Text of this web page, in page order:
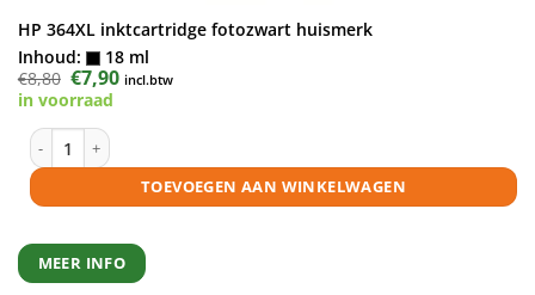
HP 364XL inktcartridge fotozwart huismerk
Inhoud:
18 ml
€8,80 Oorspronkelijke
prijs
was:
€7,90Huidige
prijs
incl.btw
in voorraad
HP 364XL inktcartridge fotozwart huismerk aantal
TOEVOEGEN AAN WINKELWAGEN
MEER INFO